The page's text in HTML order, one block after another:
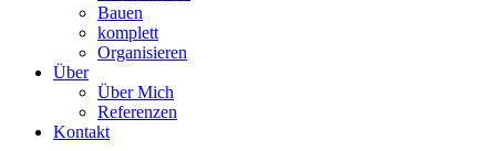
Bauen
komplett
Organisieren
Über
Über Mich
Referenzen
Kontakt